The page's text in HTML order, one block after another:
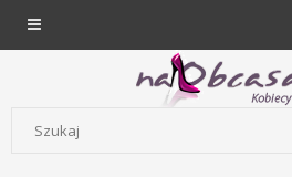
Forum dla kobiet |